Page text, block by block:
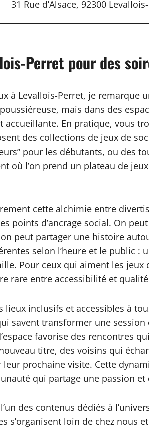
31 Rue d’Alsace, 92300
Perret pour des
à Levallois-Perret, je remarque
mais dans des
En pratique, vous
des collections de jeux de
pour les débutants, ou des
où l’on prend un plateau de
cette alchimie entre
points d’ancrage social. On
peut partager une histoire
selon l’heure et le public
Pour ceux qui aiment les
rare entre accessibilité et
inclusifs et accessibles à
savent transformer une
favorise des rencontres
titre, des voisins qui
prochaine visite. Cette
qui partage une passion
des contenus dédiés à
s’organisent loin de chez nous